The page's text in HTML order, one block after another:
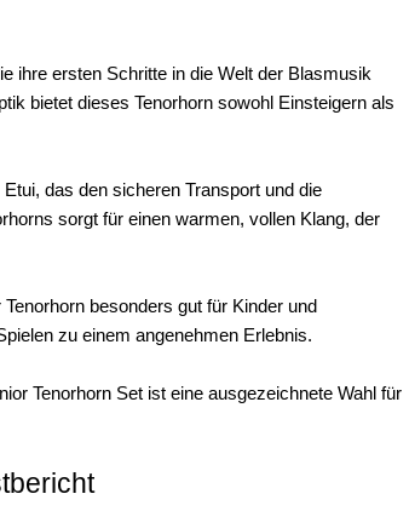
ihre ersten Schritte in die Welt der Blasmusik
bietet dieses Tenorhorn sowohl Einsteigern als
das den sicheren Transport und die
sorgt für einen warmen, vollen Klang, der
besonders gut für Kinder und
zu einem angenehmen Erlebnis.
Tenorhorn Set ist eine ausgezeichnete Wahl für